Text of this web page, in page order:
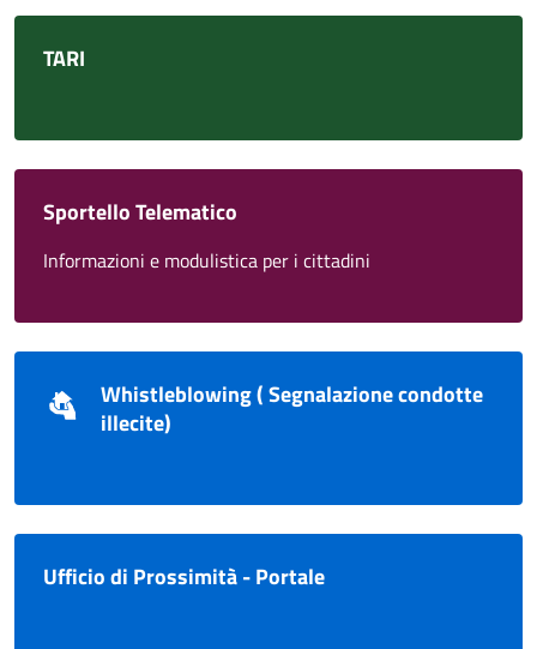
TARI
Sportello Telematico
Informazioni e modulistica per i cittadini
Whistleblowing ( Segnalazione condotte
illecite)
Ufficio di Prossimità - Portale